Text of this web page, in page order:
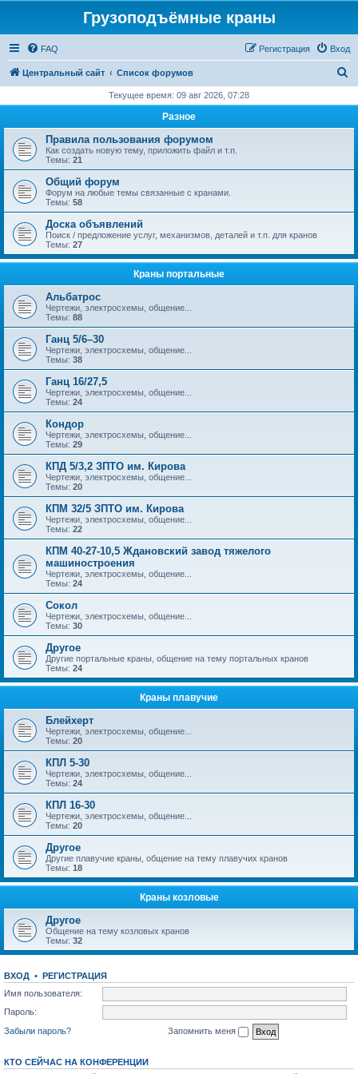
Грузоподъёмные краны
FAQ Вход
Регистрация
Центральный сайт Список форумов
с
Текущее время: 09 авг 2026, 07:28
Разное
Правила пользования форумом
Как создать новую тему, приложить файл и т.п.
Темы: 21
Общий форум
Форум на любые темы связанные с кранами.
Темы: 58
Доска объявлений
Поиск / предложение услуг, механизмов, деталей и т.п. для кранов
Темы: 27
Краны портальные
Альбатрос
Чертежи, электросхемы, общение...
Темы: 88
Ганц 5/6–30
Чертежи, электросхемы, общение...
Темы: 38
Ганц 16/27,5
Чертежи, электросхемы, общение...
Темы: 24
Кондор
Чертежи, электросхемы, общение...
Темы: 29
КПД 5/3,2 ЗПТО им. Кирова
Чертежи, электросхемы, общение...
Темы: 20
КПМ 32/5 ЗПТО им. Кирова
Чертежи, электросхемы, общение...
Темы: 22
КПМ 40-27-10,5 Ждановский завод тяжелого
машиностроения
Чертежи, электросхемы, общение...
Темы: 24
Сокол
Чертежи, электросхемы, общение...
Темы: 30
Другое
Другие портальные краны, общение на тему портальных кранов
Темы: 24
Краны плавучие
Блейхерт
Чертежи, электросхемы, общение...
Темы: 20
КПЛ 5-30
Чертежи, электросхемы, общение...
Темы: 24
КПЛ 16-30
Чертежи, электросхемы, общение...
Темы: 20
Другое
Другие плавучие краны, общение на тему плавучих кранов
Темы: 18
Краны козловые
Другое
Общение на тему козловых кранов
Темы: 32
ВХОД • РЕГИСТРАЦИЯ
Имя пользователя:
Пароль:
Забыли пароль?
Запомнить меня
КТО СЕЙЧАС НА КОНФЕРЕНЦИИ